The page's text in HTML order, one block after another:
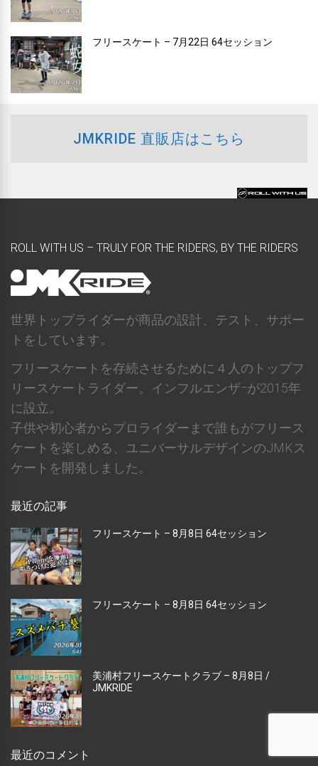
フリースケート – 7月22日 64セッション
JMKRIDE 直販店はこちら
ROLL WITH US – TRULY FOR THE RIDERS, BY THE RIDERS
世界トップライダーが商品の設計、テスト、サポー
トをしています。
フリースケートを存続させるために４人のトップフ
リースケートライダー。インフルエンザｰが2015年
に設立。
子供や初心者からプロライダーまで誰もがフリース
ケートを楽しめる、ユニバーサルデザインのJMKス
ケートを開発しました。
最近の記事
フリースケート – 8月8日 64セッション
フリースケート – 8月8日 64セッション
美浦村フリースケートクラブ – 8月8日 /
JMKRIDE
最近のコメント